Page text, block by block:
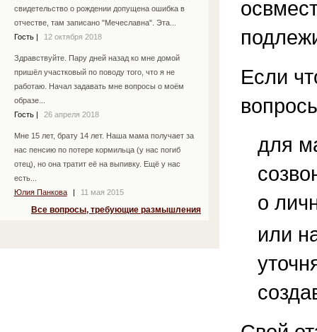
свидетельство о рождении допущена ошибка в
отчестве, там записано "Мечеславна". Эта...
Гость
12 октября 2018
Здравствуйте. Пару дней назад ко мне домой
пришёл участковый по поводу того, что я не
работаю. Начал задавать мне вопросы о моём
образе...
Гость
26 апреля 2018
Мне 15 лет, брату 14 лет. Наша мама получает за
нас пенсию по потере кормильца (у нас погиб
отец), но она тратит её на выпивку. Ещё у нас
есть...
Юлия Панкова
11 мая 2015
Все вопросы, требующие размышления
Если
для
о
или